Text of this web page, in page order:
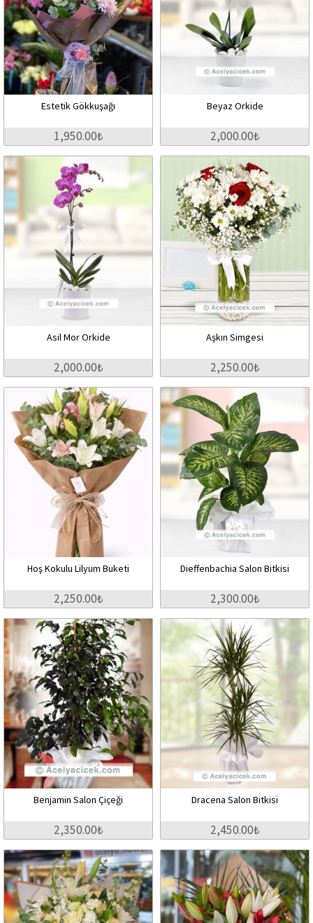
Estetik Gökkuşağı
1,950.00₺
Beyaz Orkide
2,000.00₺
Asil Mor Orkide
2,000.00₺
Aşkın Simgesi
2,250.00₺
Hoş Kokulu Lilyum Buketi
2,250.00₺
Dieffenbachia Salon Bitkisi
2,300.00₺
Benjamin Salon Çiçeği
2,350.00₺
Dracena Salon Bitkisi
2,450.00₺